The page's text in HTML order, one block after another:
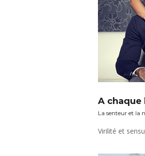
A chaque
La senteur et la